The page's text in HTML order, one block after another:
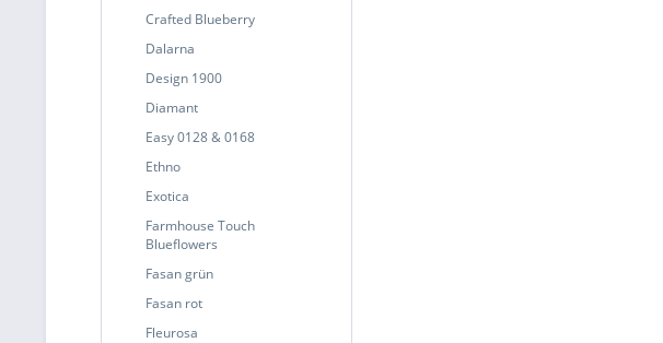
Crafted Blueberry
Dalarna
Design 1900
Diamant
Easy 0128 & 0168
Ethno
Exotica
Farmhouse Touch
Blueflowers
Fasan grün
Fasan rot
Fleurosa